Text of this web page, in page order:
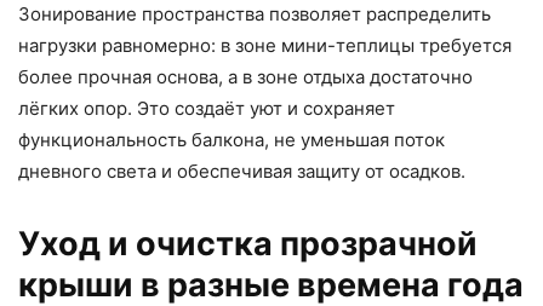
Зонирование пространства позволяет распределить
нагрузки равномерно: в зоне мини-теплицы требуется
более прочная основа, а в зоне отдыха достаточно
лёгких опор. Это создаёт уют и сохраняет
функциональность балкона, не уменьшая поток
дневного света и обеспечивая защиту от осадков.
Уход и очистка прозрачной
крыши в разные времена года